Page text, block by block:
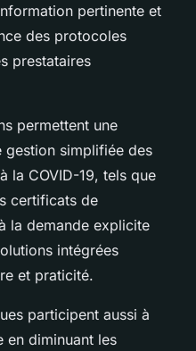
pertinente et
des protocoles
prestataires
permettent une
gestion simplifiée des
la COVID-19, tels que
certificats de
la demande explicite
intégrées
et praticité.
participent aussi à
en diminuant les